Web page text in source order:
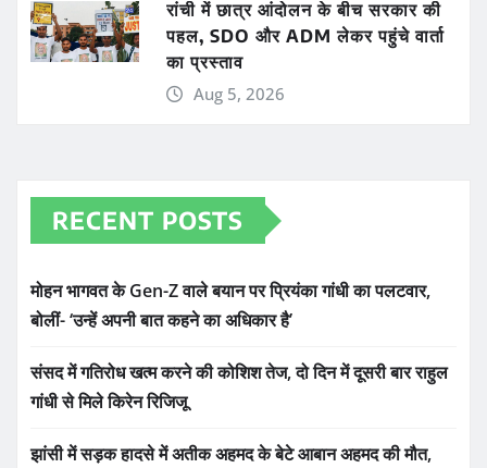
रांची में छात्र आंदोलन के बीच सरकार की
पहल, SDO और ADM लेकर पहुंचे वार्ता
का प्रस्ताव
Aug 5, 2026
RECENT POSTS
मोहन भागवत के Gen-Z वाले बयान पर प्रियंका गांधी का पलटवार,
बोलीं- ‘उन्हें अपनी बात कहने का अधिकार है’
संसद में गतिरोध खत्म करने की कोशिश तेज, दो दिन में दूसरी बार राहुल
गांधी से मिले किरेन रिजिजू
झांसी में सड़क हादसे में अतीक अहमद के बेटे आबान अहमद की मौत,